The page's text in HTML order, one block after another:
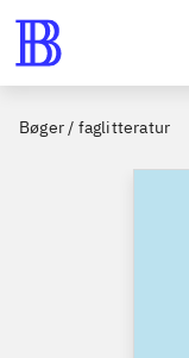
Bøger / faglitteratur